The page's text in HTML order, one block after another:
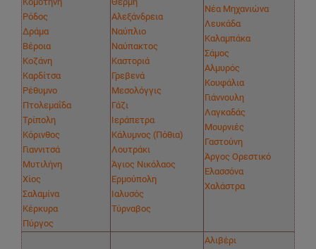
Ρόδος
Δράμα
Βέροια
Κοζάνη
Καρδίτσα
Ρέθυμνο
Πτολεμαΐδα
Τρίπολη
Κόρινθος
Γιαννιτσά
Μυτιλήνη
Χίος
Σαλαμίνα
Κέρκυρα
Πύργος
Αλεξάνδρεια
Ναύπλιο
Ναύπακτος
Καστοριά
Γρεβενά
Μεσολόγγις
Γάζι
Ιεράπετρα
Κάλυμνος (Πόθια)
Λουτράκι
Άγιος Νικόλαος
Ερμούπολη
Ιαλυσός
Τύρναβος
Νέα Μηχανιώνα
Λευκάδα
Καλαμπάκα
Σάμος
Αλμυρός
Κουφάλια
Γιάννουλη
Λαγκαδάς
Μουρνιές
Γαστούνη
Άργος Ορεστικό
Ελασσόνα
Χαλάστρα
Αλιβέρι